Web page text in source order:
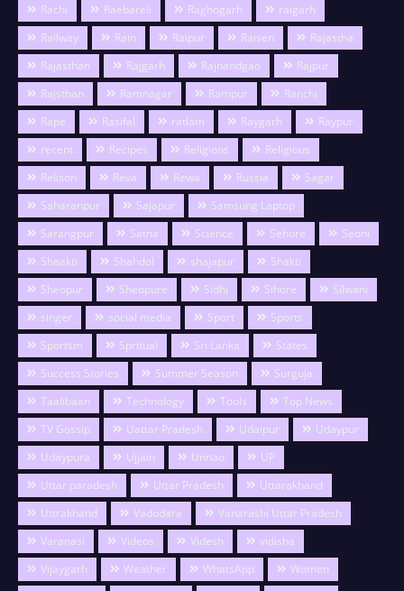
Rachi
Raebareli Raghogarh
raigarh
Railway
Rain Raipur Raisen
Rajastha
Rajasthan
Rajgarh Rajnandgao
Rajpur
Rajsthan
Ramnagar Rampur
Ranchi
Rape
Rasifal ratlam Raygarh
Raypur
recent
Recipes Religions
Religious
Relison
Reva Rewa Russia
Sagar
Saharanpur
Sajapur
Samsung Laptop
Sarangpur
Satna Science Sehore
Seoni
Shaakti
Shahdol shajapur
Shakti
Sheopur
Sheopure Sidhi Sihore
Silwani
singer
social media Sport
Sports
Sportsm
Spritual Sri Lanka
States
Success Stories
Summer Season
Surguja
Taalibaan
Technology Tools
Top News
TV Gossip
Uattar Pradesh Udaipur
Udaypur
Udaypura
Ujjain Unnao
UP
Uttar paradesh
Uttar Pradesh
Uttarakhand
Uttrakhand
Vadodara
Vanarashi Uttar Pradesh
Varanasi
Videos Videsh
vidisha
Vijaygarh
Weather WhatsApp
Women